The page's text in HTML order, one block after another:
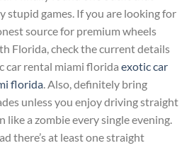
stupid games. If you are looking for
source for premium wheels
Florida, check the current details
car rental miami florida exotic car
florida. Also, definitely bring
unless you enjoy driving straight
like a zombie every single evening.
there’s at least one straight